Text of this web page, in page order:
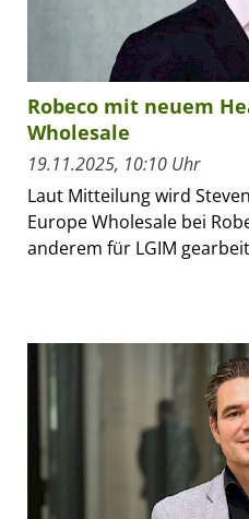
Robeco mit neuem
Wholesale
19.11.2025, 10:10 Uhr
Laut Mitteilung wird
Europe Wholesale bei
anderem für LGIM